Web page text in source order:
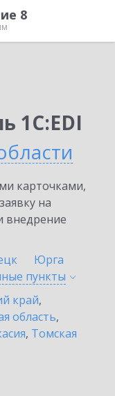
8
1C:EDI
карточками,
на
внедрение
Юрга
пункты
край,
область,
, Томская